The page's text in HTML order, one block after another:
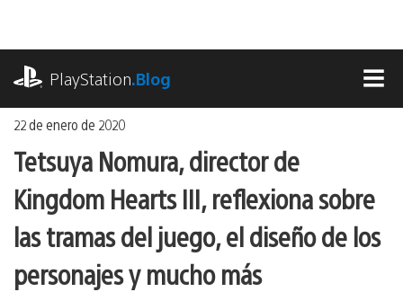
contenido
PlayStation.Blog
22 de enero de 2020
Tetsuya Nomura, director de
Kingdom Hearts III, reflexiona sobre
las tramas del juego, el diseño de los
personajes y mucho más